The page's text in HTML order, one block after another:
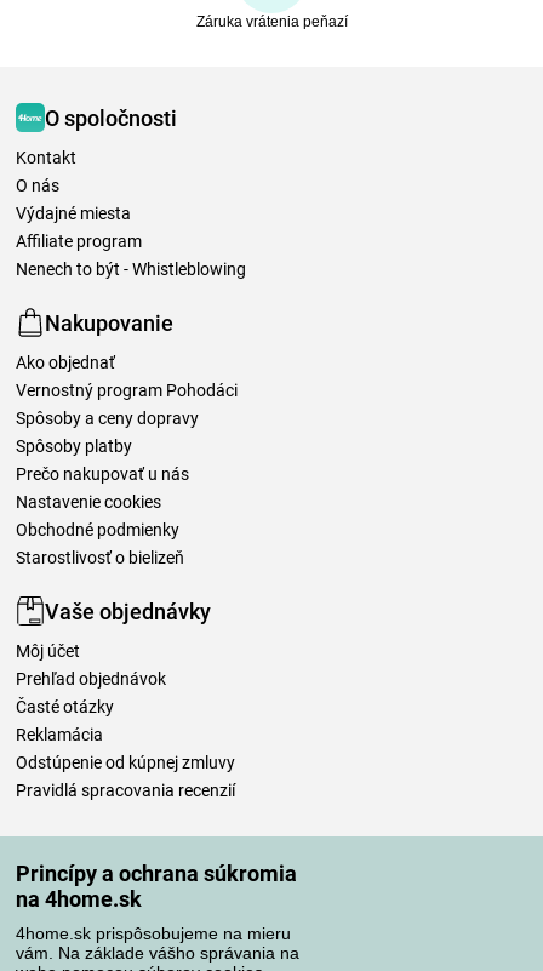
Princípy a ochrana súkromia
na 4home.sk
4home.sk prispôsobujeme na mieru
vám. Na základe vášho správania na
Záruka vrátenia peňazí
O spoločnosti
Kontakt
O nás
Výdajné miesta
Affiliate program
Nenech to být - Whistleblowing
Nakupovanie
Ako objednať
Vernostný program Pohodáci
Spôsoby a ceny dopravy
Spôsoby platby
Prečo nakupovať u nás
Nastavenie cookies
Obchodné podmienky
Starostlivosť o bielizeň
Vaše objednávky
Môj účet
Prehľad objednávok
Časté otázky
Reklamácia
Odstúpenie od kúpnej zmluvy
Pravidlá spracovania recenzií
Spôsoby platby